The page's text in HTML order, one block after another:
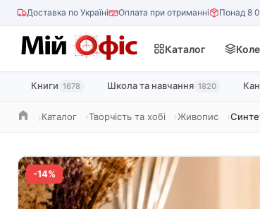
Доставка по Україні Оплата при отриманні Понад 8
Каталог
Книги 1678 Школа та навчання 1820
ГоловнаКаталог Творчість та хобі Живопис
-14%